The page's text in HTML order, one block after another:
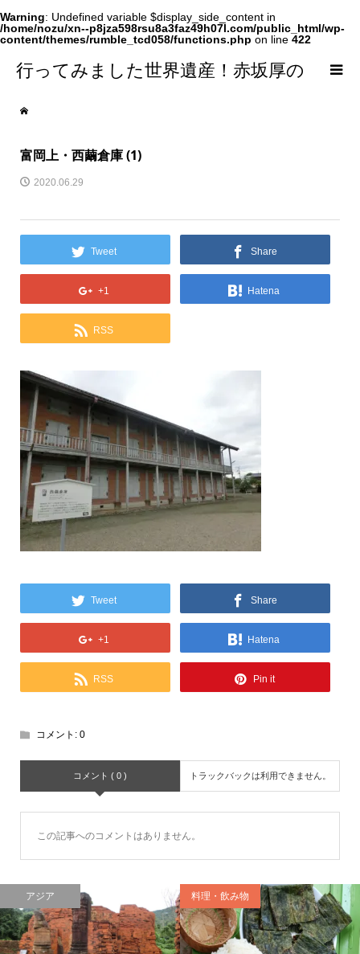
Warning: Undefined variable $display_side_content in
/home/nozu/xn--p8jza598rsu8a3faz49h07l.com/public_html/wp-
content/themes/rumble_tcd058/functions.php on line 422
行ってみました世界遺産！赤坂厚の
world Heritage
富岡上・西繭倉庫 (1)
2020.06.29
Tweet Share
+1 Hatena
RSS
Tweet Share
+1 Hatena
RSS Pin it
コメント: 0
コメント ( 0 ) トラックバックは利用できません。
この記事へのコメントはありません。
アジア 料理・飲み物